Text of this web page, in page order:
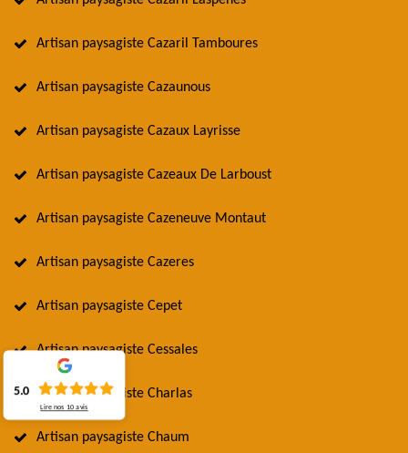
Artisan paysagiste Cazaril Tamboures
Artisan paysagiste Cazaunous
Artisan paysagiste Cazaux Layrisse
Artisan paysagiste Cazeaux De Larboust
Artisan paysagiste Cazeneuve Montaut
Artisan paysagiste Cazeres
Artisan paysagiste Cepet
Artisan paysagiste Cessales
Artisan paysagiste Charlas
Artisan paysagiste Chaum
5.0
Lire nos 10 avis